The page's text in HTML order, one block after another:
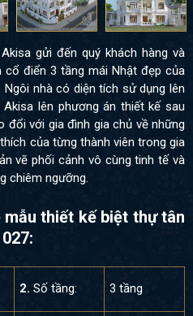
gửi đến quý khách hàng và
điển 3 tầng mái Nhật đẹp của
nhà có diện tích sử dụng lên
lên phương án thiết kế sau
đổi với gia đình gia chủ về những
của từng thành viên trong gia
vẽ phối cảnh vô cùng tinh tế và
chiêm ngưỡng.
thiết kế biệt thự tân
2. Số tầng: 3 tầng